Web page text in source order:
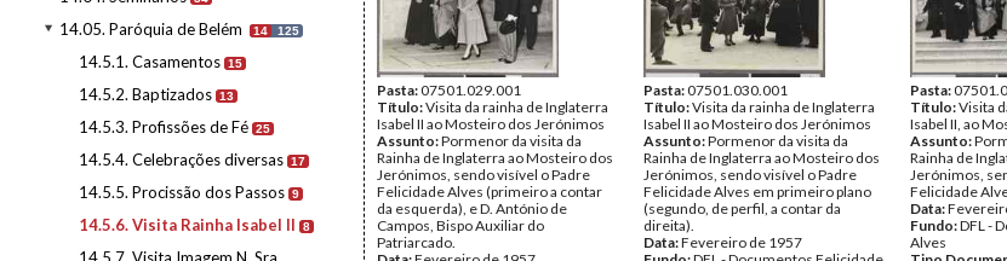
14.05. Paróquia de Belém 14 125
14.5.1. Casamentos 15
14.5.2. Baptizados 13
14.5.3. Profissões de Fé 25
14.5.4. Celebrações diversas 17
14.5.5. Procissão dos Passos 9
14.5.6. Visita Rainha Isabel II 8
Pasta:07501.029.001
Título:Visita da rainha de Inglaterra
Isabel II ao Mosteiro dos Jerónimos
Assunto:Pormenor da visita da
Rainha de Inglaterra ao Mosteiro dos
Jerónimos, sendo visível o Padre
Felicidade Alves (primeiro a contar
da esquerda), e D. António de
Campos, Bispo Auxiliar do
Patriarcado.
Pasta:07501.030.001
Título:Visita da rainha de Inglaterra
Isabel II ao Mosteiro dos Jerónimos
Assunto:Pormenor da visita da
Rainha de Inglaterra ao Mosteiro dos
Jerónimos, sendo visível o Padre
Felicidade Alves em primeiro plano
(segundo, de perfil, a contar da
direita).
Data:Fevereiro de 1957
Pasta:
Título:Visita
Isabel II, ao
Assunto:
Rainha de
Jerónimos,
Felicidade
Data:
Fundo:DFL -
Alves